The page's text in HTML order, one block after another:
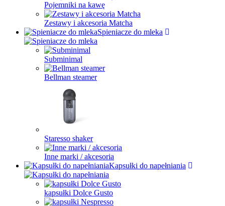
Pojemniki na kawę
Zestawy i akcesoria Matcha
Spieniacze do mleka
Subminimal
Bellman steamer
Staresso shaker
Inne marki / akcesoria
Kapsułki do napełniania
kapsułki Dolce Gusto